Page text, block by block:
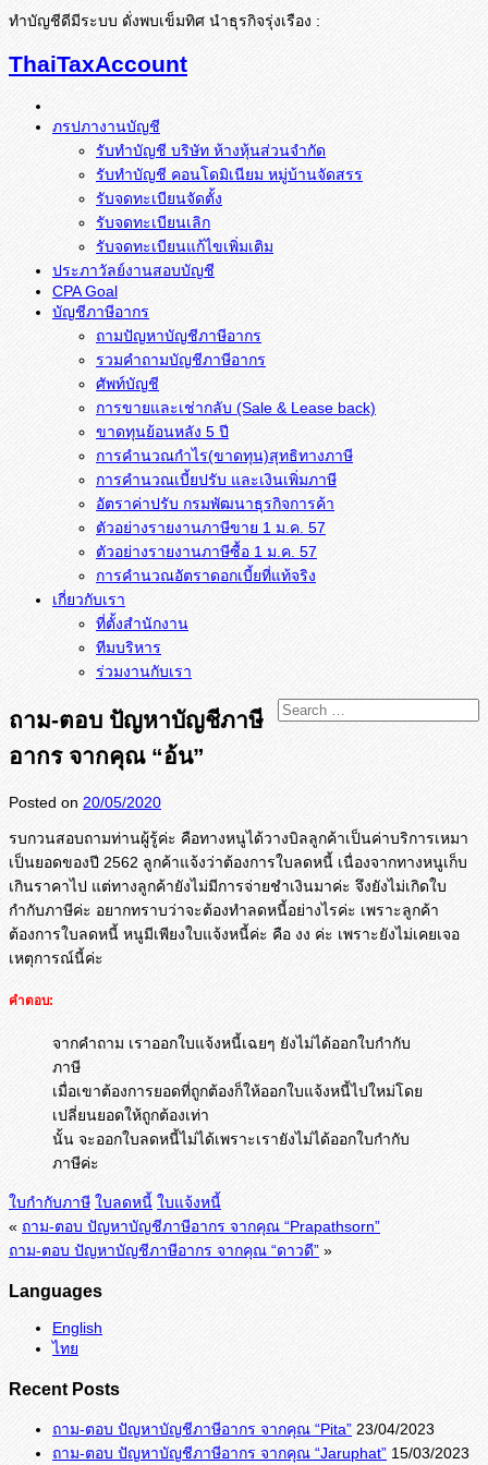
ทำบัญชีดีมีระบบ ดั่งพบเข็มทิศ นำธุรกิจรุ่งเรือง :
ThaiTaxAccount
ภรปภางานบัญชี
รับทำบัญชี บริษัท ห้างหุ้นส่วนจำกัด
รับทำบัญชี คอนโดมิเนียม หมู่บ้านจัดสรร
รับจดทะเบียนจัดตั้ง
รับจดทะเบียนเลิก
รับจดทะเบียนแก้ไขเพิ่มเติม
ประภาวัลย์งานสอบบัญชี
CPA Goal
บัญชีภาษีอากร
ถามปัญหาบัญชีภาษีอากร
รวมคำถามบัญชีภาษีอากร
ศัพท์บัญชี
การขายและเช่ากลับ (Sale & Lease back)
ขาดทุนย้อนหลัง 5 ปี
การคำนวณกำไร(ขาดทุน)สุทธิทางภาษี
การคำนวณเบี้ยปรับ และเงินเพิ่มภาษี
อัตราค่าปรับ กรมพัฒนาธุรกิจการค้า
ตัวอย่างรายงานภาษีขาย 1 ม.ค. 57
การคำนวณอัตราดอกเบี้ยที่แท้จริง
เกี่ยวกับเรา
ที่ตั้งสำนักงาน
ทีมบริหาร
ร่วมงานกับเรา
ถาม-ตอบ ปัญหาบัญชีภาษี
อากร จากคุณ “อ้น”
Posted on 20/05/2020
รบกวนสอบถามท่านผู้รู้ค่ะ คือทางหนูได้วางบิลลูกค้าเป็นค่าบริการเหมา
เป็นยอดของปี 2562 ลูกค้าแจ้งว่าต้องการใบลดหนี้ เนื่องจากทางหนูเก็บ
เกินราคาไป แต่ทางลูกค้ายังไม่มีการจ่ายชำเงินมาค่ะ จึงยังไม่เกิดใบ
กำกับภาษีค่ะ อยากทราบว่าจะต้องทำลดหนี้อย่างไรค่ะ เพราะลูกค้า
ต้องการใบลดหนี้ หนูมีเพียงใบแจ้งหนี้ค่ะ คือ งง ค่ะ เพราะยังไม่เคยเจอ
เหตุการณ์นี้ค่ะ
คำตอบ:
จากคำถาม เราออกใบแจ้งหนี้เฉยๆ ยังไม่ได้ออกใบกำกับ
ภาษี
เมื่อเขาต้องการยอดที่ถูกต้องก็ให้ออกใบแจ้งหนี้ไปใหม่โดย
เปลี่ยนยอดให้ถูกต้องเท่า
นั้น จะออกใบลดหนี้ไม่ได้เพราะเรายังไม่ได้ออกใบกำกับ
ภาษีค่ะ
ใบกำกับภาษี ใบลดหนี้ ใบแจ้งหนี้
« ถาม-ตอบ ปัญหาบัญชีภาษีอากร จากคุณ “Prapathsorn”
ถาม-ตอบ ปัญหาบัญชีภาษีอากร จากคุณ “ดาวดี” »
Languages
English
ไทย
Recent Posts
ถาม-ตอบ ปัญหาบัญชีภาษีอากร จากคุณ “Pita” 23/04/2023
ถาม-ตอบ ปัญหาบัญชีภาษีอากร จากคุณ “Jaruphat” 15/03/2023